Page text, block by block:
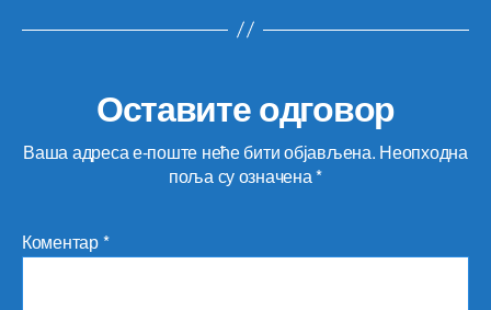
Оставите одговор
Ваша адреса е-поште неће бити објављена. Неопходна
поља су означена*
Коментар*